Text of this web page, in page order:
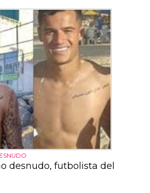
desnudo, futbolista del